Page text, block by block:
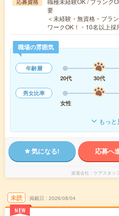
応募資格
要
＜未経験・無資格・ブラ
ワークOK！・10名以上
職場の雰囲気
年齢層
20代
30代
男女比率
女性
もっと
気になる! 応募へ
派遣会社 ケアスタッ
未読
NEW
掲載日 2026/08/04